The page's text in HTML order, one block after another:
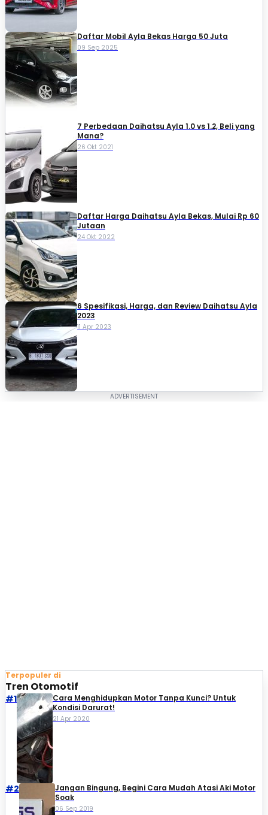
Daftar Mobil Ayla Bekas Harga 50 Juta
09 Sep 2025
7 Perbedaan Daihatsu Ayla 1.0 vs 1.2, Beli yang
Mana?
26 Okt 2021
Daftar Harga Daihatsu Ayla Bekas, Mulai Rp 60
Jutaan
24 Okt 2022
6 Spesifikasi, Harga, dan Review Daihatsu Ayla
2023
11 Apr 2023
Terpopuler di
Tren Otomotif
#1
Cara Menghidupkan Motor Tanpa Kunci? Untuk
Kondisi Darurat!
21 Apr 2020
#2
Jangan Bingung, Begini Cara Mudah Atasi Aki Motor
Soak
06 Sep 2019